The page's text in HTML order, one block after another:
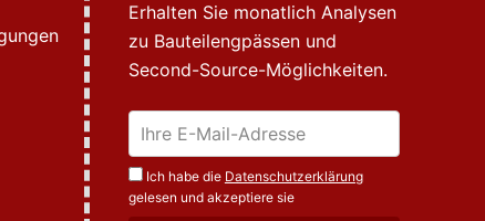
Erhalten Sie monatlich Analysen
zu Bauteilengpässen und
Second-Source-Möglichkeiten.
Ich habe die Datenschutzerklärung
gelesen und akzeptiere sie